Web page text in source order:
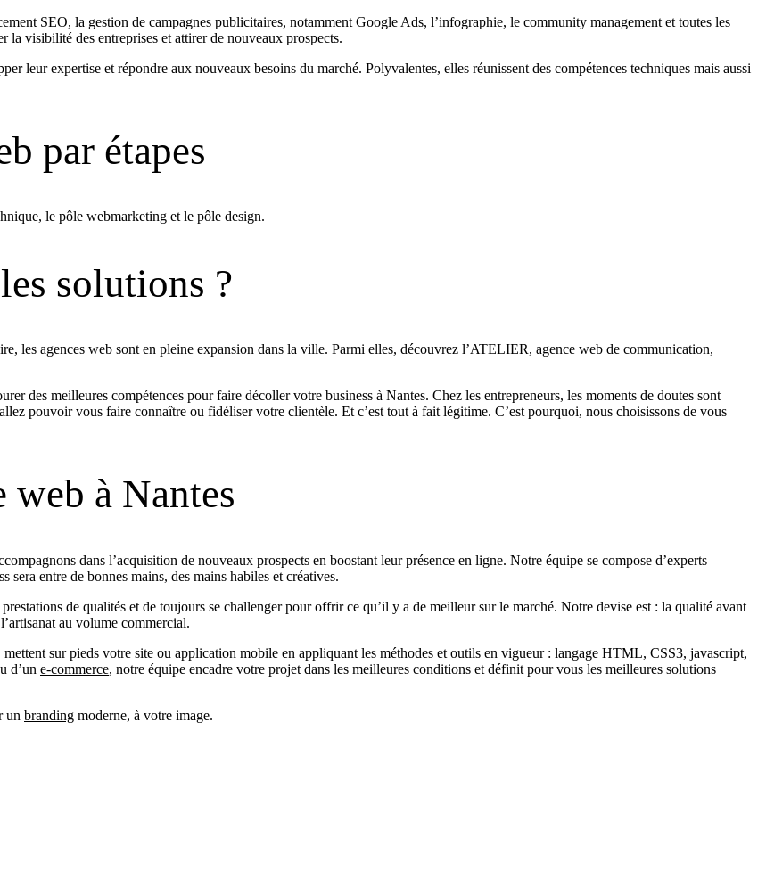
SEO, la gestion de campagnes publicitaires, notamment Google Ads, l’infographie, le community management et toutes les
visibilité des entreprises et attirer de nouveaux prospects.
leur expertise et répondre aux nouveaux besoins du marché. Polyvalentes, elles réunissent des compétences techniques mais aussi
par étapes
le pôle webmarketing et le pôle design.
solutions ?
les agences web sont en pleine expansion dans la ville. Parmi elles, découvrez l’ATELIER, agence web de communication,
des meilleures compétences pour faire décoller votre business à Nantes. Chez les entrepreneurs, les moments de doutes sont
pouvoir vous faire connaître ou fidéliser votre clientèle. Et c’est tout à fait légitime. C’est pourquoi, nous choisissons de vous
web à Nantes
dans l’acquisition de nouveaux prospects en boostant leur présence en ligne. Notre équipe se compose d’experts
entre de bonnes mains, des mains habiles et créatives.
de qualités et de toujours se challenger pour offrir ce qu’il y a de meilleur sur le marché. Notre devise est : la qualité avant
au volume commercial.
sur pieds votre site ou application mobile en appliquant les méthodes et outils en vigueur : langage HTML, CSS3, javascript,
d’un e-commerce, notre équipe encadre votre projet dans les meilleures conditions et définit pour vous les meilleures solutions
un branding moderne, à votre image.